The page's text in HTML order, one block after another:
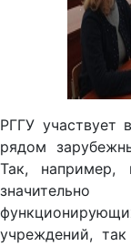
РГГУ участвует
рядом
Так, например,
учреждений, так